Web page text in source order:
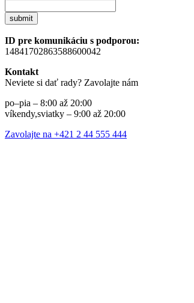
submit
ID pre komunikáciu s podporou:
14841702863588600042
Kontakt
Neviete si dať rady? Zavolajte nám
po–pia – 8:00 až 20:00
víkendy,sviatky – 9:00 až 20:00
Zavolajte na +421 2 44 555 444